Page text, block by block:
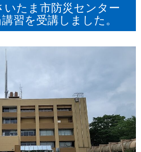
たま市防災センター
習を受講しました。